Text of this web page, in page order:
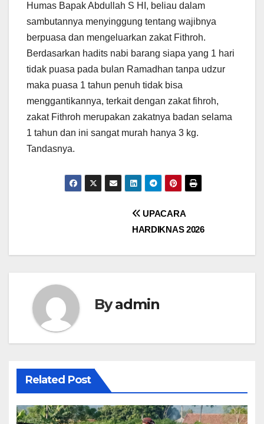
Humas Bapak Abdullah S HI, beliau dalam
sambutannya menyinggung tentang wajibnya
berpuasa dan mengeluarkan zakat Fithroh.
Berdasarkan hadits nabi barang siapa yang 1 hari
tidak puasa pada bulan Ramadhan tanpa udzur
maka puasa 1 tahun penuh tidak bisa
menggantikannya, terkait dengan zakat fihroh,
zakat Fithroh merupakan zakatnya badan selama
1 tahun dan ini sangat murah hanya 3 kg.
Tandasnya.
UPACARA
HARDIKNAS 2026
Byadmin
Related Post